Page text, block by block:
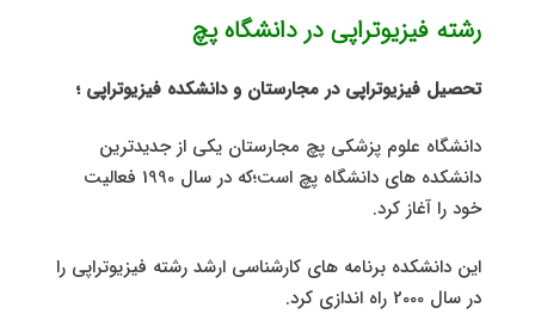
رشته فیزیوتراپی در دانشگاه پچ
تحصیل فیزیوتراپی در مجارستان و دانشکده فیزیوتراپی ؛
دانشگاه علوم پزشکی پچ مجارستان یکی از جدیدترین
دانشکده های دانشگاه پچ است؛که در سال 1990 فعالیت
خود را آغاز کرد.
این دانشکده برنامه های کارشناسی ارشد رشته فیزیوتراپی را
در سال 2000 راه اندازی کرد.